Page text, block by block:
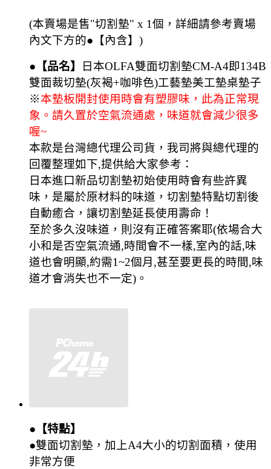
(本賣場是售"切割墊" x 1個，詳細請參考賣場
內文下方的●【內含】)
●【品名】
日本OLFA雙面切割墊CM-A4即134B
雙面裁切墊(灰褐+咖啡色)工藝墊美工墊桌墊子
※本墊板開封使用時會有塑膠味，此為正常現
象。請久置於空氣流通處，味道就會減少很多
喔~
本款是台灣總代理公司貨，我司將與總代理的
回覆整理如下,提供給大家參考：
日本進口新品切割墊初始使用時會有些許異
味，是屬於原材料的味道，切割墊特點切割後
自動癒合，讓切割墊延長使用壽命！
至於多久沒味道，則沒有正確答案耶(依場合大
小和是否空氣流通,時間會不一樣,室內的話,味
道也會明顯,約需1~2個月,甚至要更長的時間,味
道才會消失也不一定)。
●【特點】
●雙面切割墊，加上A4大小的切割面積，使用
非常方便